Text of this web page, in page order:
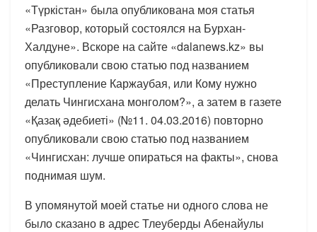
«Түркістан» была опубликована моя статья
«Разговор, который состоялся на Бурхан-
Халдуне». Вскоре на сайте «dalanews.kz» вы
опубликовали свою статью под названием
«Преступление Каржаубая, или Кому нужно
делать Чингисхана монголом?», а затем в газете
«Қазақ әдебиеті» (№11. 04.03.2016) повторно
опубликовали свою статью под названием
«Чингисхан: лучше опираться на факты», снова
поднимая шум.
В упомянутой моей статье ни одного слова не
было сказано в адрес Тлеуберды Абенайулы